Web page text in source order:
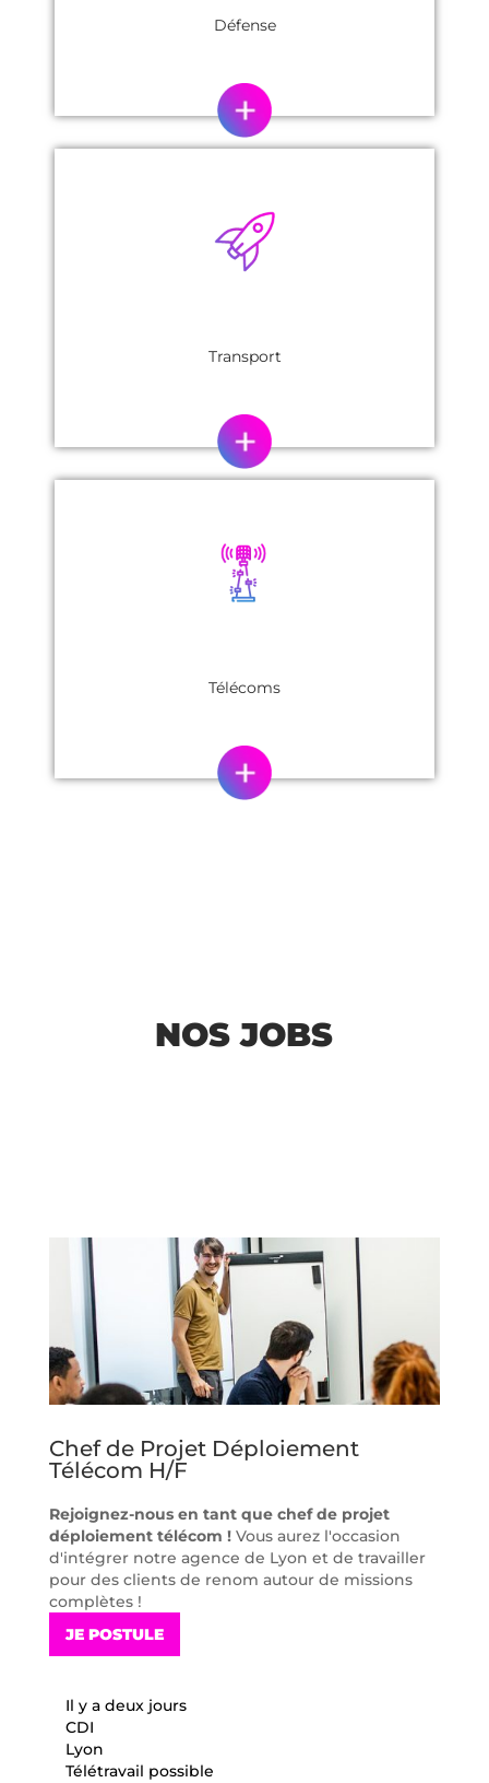
Défense
Transport
Télécoms
NOS JOBS
Chef de Projet Déploiement
Télécom H/F
Rejoignez-nous en tant que chef de projet
déploiement télécom !Vous aurez l'occasion
d'intégrer notre agence de Lyon et de travailler
pour des clients de renom autour de missions
complètes !
JE POSTULE
Il y a deux jours
CDI
Lyon
Télétravail possible